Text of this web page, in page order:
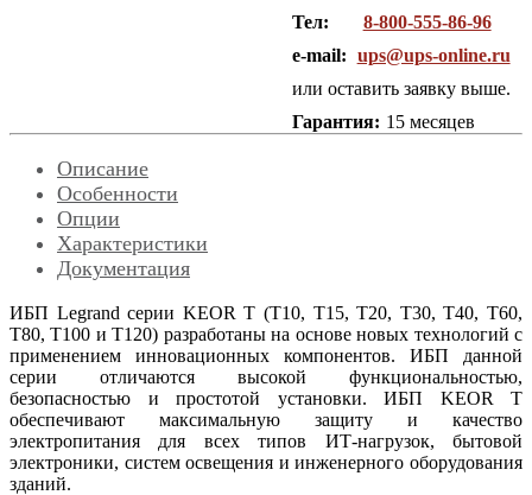
Тел:
8-800-555-86-96
e-mail: ups@ups-online.ru
или оставить заявку выше.
Гарантия: 15 месяцев
Описание
Особенности
Опции
Характеристики
Документация
ИБП Legrand серии KEOR T (T10, T15, T20, T30, T40, T60,
T80, T100 и T120) разработаны на основе новых технологий с
применением инновационных компонентов. ИБП данной
серии отличаются высокой функциональностью,
безопасностью и простотой установки. ИБП KEOR T
обеспечивают максимальную защиту и качество
электропитания для всех типов ИТ-нагрузок, бытовой
электроники, систем освещения и инженерного оборудования
зданий.